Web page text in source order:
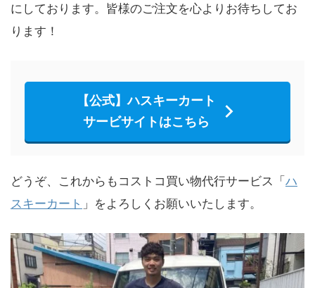
にしております。皆様のご注文を心よりお待ちしてお
ります！
【公式】ハスキーカート
サービサイトはこちら
どうぞ、これからもコストコ買い物代行サービス「ハ
スキーカート 」をよろしくお願いいたします。